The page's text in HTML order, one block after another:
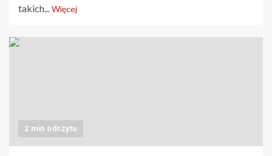
takich...Więcej
2 min odczytu